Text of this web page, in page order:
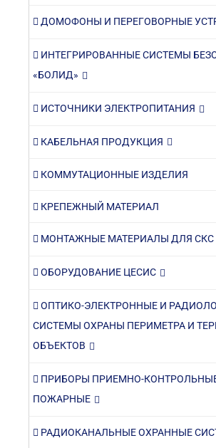
ДОМОФОНЫ И ПЕРЕГОВОРНЫЕ
ИНТЕГРИРОВАННЫЕ СИСТЕМЫ
«БОЛИД»
ИСТОЧНИКИ ЭЛЕКТРОПИТАНИЯ
КАБЕЛЬНАЯ ПРОДУКЦИЯ
КОММУТАЦИОННЫЕ ИЗДЕЛИЯ
КРЕПЕЖНЫЙ МАТЕРИАЛ
МОНТАЖНЫЕ МАТЕРИАЛЫ ДЛЯ СКС
ОБОРУДОВАНИЕ ЦЕСИС
ОПТИКО-ЭЛЕКТРОННЫЕ И
СИСТЕМЫ ОХРАНЫ ПЕРИМЕТРА И
ОБЪЕКТОВ
ПРИБОРЫ ПРИЕМНО-
ПОЖАРНЫЕ
РАДИОКАНАЛЬНЫЕ ОХРАННЫЕ